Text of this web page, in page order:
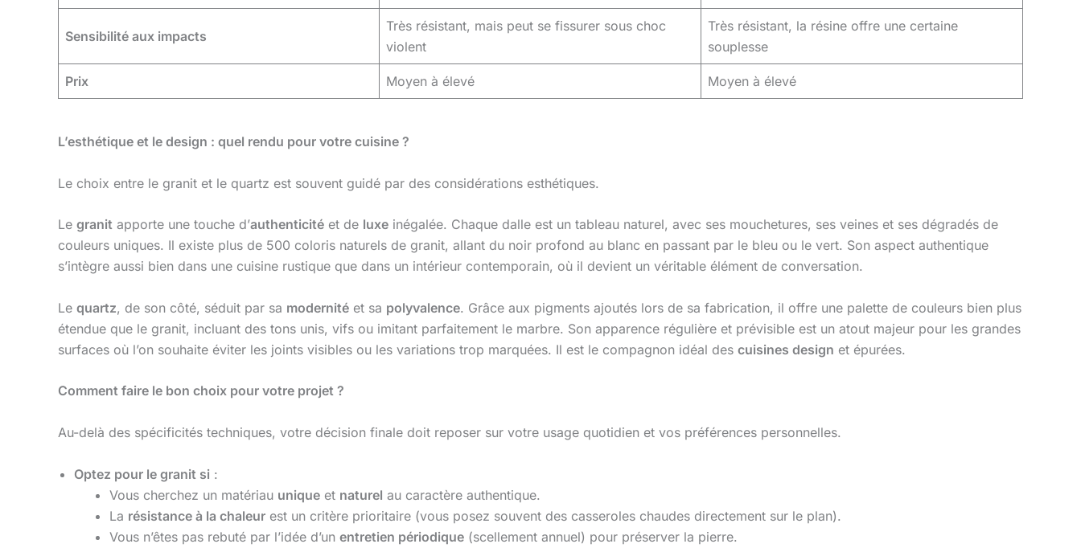
Sensibilité aux impacts
Très résistant, mais peut se fissurer sous choc
violent
Très résistant, la résine offre une certaine
souplesse
Prix Moyen à élevé Moyen à élevé
L’esthétique et le design : quel rendu pour votre cuisine ?
Le choix entre le granit et le quartz est souvent guidé par des considérations esthétiques.
Le granit apporte une touche d’authenticité et de luxe inégalée. Chaque dalle est un tableau naturel, avec ses mouchetures, ses veines et ses dégradés de
couleurs uniques. Il existe plus de 500 coloris naturels de granit, allant du noir profond au blanc en passant par le bleu ou le vert. Son aspect authentique
s’intègre aussi bien dans une cuisine rustique que dans un intérieur contemporain, où il devient un véritable élément de conversation.
Le quartz, de son côté, séduit par sa modernité et sa polyvalence. Grâce aux pigments ajoutés lors de sa fabrication, il offre une palette de couleurs bien plus
étendue que le granit, incluant des tons unis, vifs ou imitant parfaitement le marbre. Son apparence régulière et prévisible est un atout majeur pour les grandes
surfaces où l’on souhaite éviter les joints visibles ou les variations trop marquées. Il est le compagnon idéal des cuisines design et épurées.
Comment faire le bon choix pour votre projet ?
Au-delà des spécificités techniques, votre décision finale doit reposer sur votre usage quotidien et vos préférences personnelles.
Optez pour le granit si :
Vous cherchez un matériau unique et naturel au caractère authentique.
La résistance à la chaleur est un critère prioritaire (vous posez souvent des casseroles chaudes directement sur le plan).
Vous n’êtes pas rebuté par l’idée d’un entretien périodique (scellement annuel) pour préserver la pierre.